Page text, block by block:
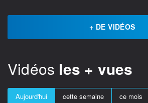
+ DE VIDÉOS
Vidéos les + vues
Aujourd'hui cette semaine ce mois